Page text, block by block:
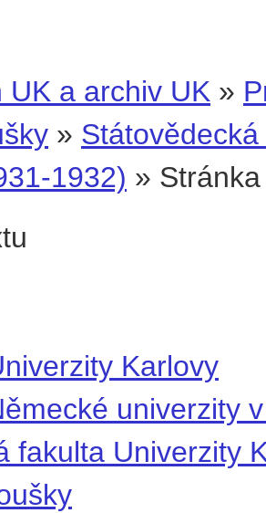
UK a archiv UK »
»
1932) »
Karlovy
univerzity
fakulta Univerzity